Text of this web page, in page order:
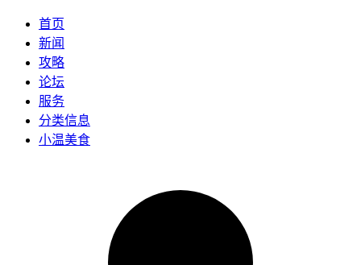
首页
新闻
攻略
论坛
服务
分类信息
小温美食